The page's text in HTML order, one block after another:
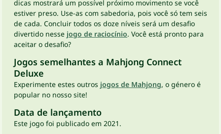
dicas mostrará um possível próximo movimento se você
estiver preso. Use-as com sabedoria, pois você só tem seis
de cada. Concluir todos os doze níveis será um desafio
divertido nesse jogo de raciocínio. Você está pronto para
aceitar o desafio?
Jogos semelhantes a Mahjong Connect
Deluxe
Experimente estes outros jogos de Mahjong, o género é
popular no nosso site!
Data de lançamento
Este jogo foi publicado em 2021.